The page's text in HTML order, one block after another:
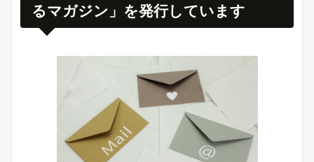
るマガジン」を発行しています